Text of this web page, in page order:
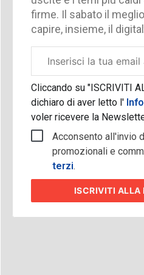
firme. Il sabato il
capire, insieme, il
aziendale
Cliccando su "ISCRIVITI
dichiaro di aver letto l'
voler ricevere la
Acconsento all'invio
promozionali e
terzi.
ISCRIVITI ALLA